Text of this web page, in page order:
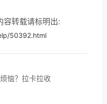
容转载请标明出:
50392.html
恼？拉卡拉收